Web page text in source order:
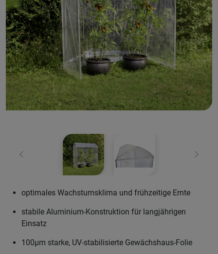
Zurück Weiter
optimales Wachstumsklima und frühzeitige Ernte
stabile Aluminium-Konstruktion für langjährigen
Einsatz
100µm starke, UV-stabilisierte Gewächshaus-Folie